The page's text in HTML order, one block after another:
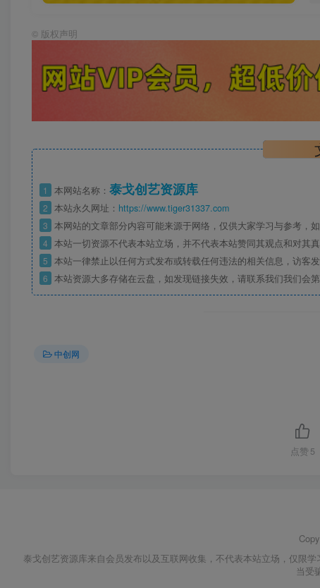
© 版权声明
1 本网站名称： 泰戈创艺资源库
2 本站永久网址： https://www.tiger31337.com
3 本网站的文章部分内容可能来源于网络，仅供大家学习与参考，
4 本站一切资源不代表本站立场，并不代表本站赞同其观点和对其真
5 本站一律禁止以任何方式发布或转载任何违法的相关信息，访客
6 本站资源大多存储在云盘，如发现链接失效，请联系我们我们会第
中创网
点赞 5
泰戈创艺资源库来自会员发布以及互联网收集，不代表本站立场，仅限
当受